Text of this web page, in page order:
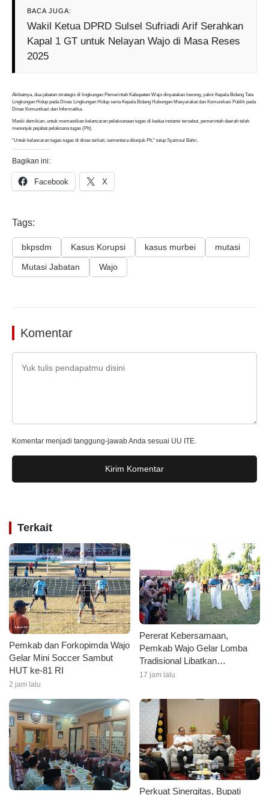
BACA JUGA:
Wakil Ketua DPRD Sulsel Sufriadi Arif Serahkan
Kapal 1 GT untuk Nelayan Wajo di Masa Reses
2025
Akibatnya, dua jabatan strategis di lingkungan Pemerintah Kabupaten Wajo dinyatakan lowong, yakni Kepala Bidang Tata
Lingkungan Hidup pada Dinas Lingkungan Hidup serta Kepala Bidang Hubungan Masyarakat dan Komunikasi Publik pada
Dinas Komunikasi dan Informatika.
Meski demikian, untuk memastikan kelancaran pelaksanaan tugas di kedua instansi tersebut, pemerintah daerah telah
menunjuk pejabat pelaksana tugas (Plt).
“Untuk kelancaran tugas-tugas di dinas terkait, sementara ditunjuk Plt,” tutup Syamsul Bahri.
Bagikan ini:
Facebook X
Tags:
bkpsdm Kasus Korupsi kasus murbei mutasi
Mutasi Jabatan Wajo
Komentar
Komentar menjadi tanggung-jawab Anda sesuai UU ITE.
Kirim Komentar
Terkait
Pemkab dan Forkopimda Wajo
Gelar Mini Soccer Sambut
HUT ke-81 RI
2 jam lalu
Pererat Kebersamaan,
Pemkab Wajo Gelar Lomba
Tradisional Libatkan
Forkopimda dan Masyarakat
17 jam lalu
Perkuat Sinergitas, Bupati